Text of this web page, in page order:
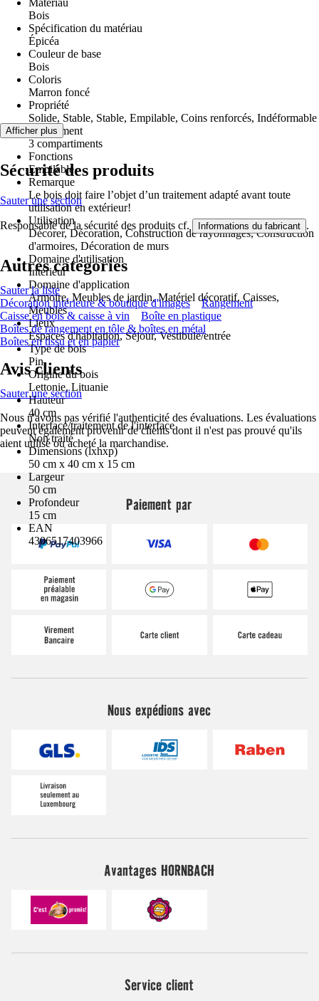
Matériau
Bois
Spécification du matériau
Épicéa
Couleur de base
Bois
Coloris
Marron foncé
Propriété
Solide, Stable, Stable, Empilable, Coins renforcés, Indéformable
Équipement
3 compartiments
Fonctions
Empilable
Remarque
Le bois doit faire l’objet d’un traitement adapté avant toute
utilisation en extérieur!
Utilisation
Décorer, Décoration, Construction de rayonnages, Construction
d'armoires, Décoration de murs
Domaine d'utilisation
Intérieur
Domaine d'application
Armoire, Meubles de jardin, Matériel décoratif, Caisses,
Meubles
Lieux
Espaces d'habitation, Séjour, Vestibule/entrée
Type de bois
Pin
Origine du bois
Lettonie, Lituanie
Hauteur
40 cm
Interface/traitement de l'interface
Non traité
Dimensions (lxhxp)
50 cm x 40 cm x 15 cm
Largeur
50 cm
Profondeur
15 cm
EAN
4306517403966
Afficher plus
Sécurité des produits
Sauter une section
Responsable de la sécurité des produits cf. Informations du fabricant .
Autres catégories
Sauter la liste
Décoration intérieure & boutique d'images
Rangement
Caisse en bois & caisse à vin
Boîte en plastique
Boîtes de rangement en tôle & boîtes en métal
Boîtes en tissu et en papier
Avis clients
Sauter une section
Nous n'avons pas vérifié l'authenticité des évaluations. Les évaluations
peuvent également provenir de clients dont il n'est pas prouvé qu'ils
aient utilisé ou acheté la marchandise.
Paiement par
Nous expédions avec
Avantages HORNBACH
Service client